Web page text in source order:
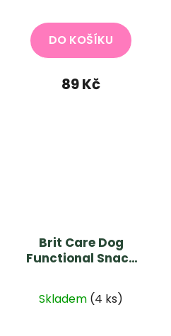
5,0
5
DO KOŠÍKU
89 Kč
Brit Care Dog
Functional Snack
150g
hodnocení
Skladem (4 ks)